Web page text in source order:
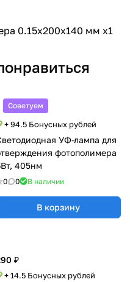
0.15х200х140 мм х1
Советуем
890 ₽
+ 94.5 Бонусных рублей
УФ-лампа для
фотополимера
405нм
0 0 В наличии
В корзину
₽
+ 14.5 Бонусных рублей